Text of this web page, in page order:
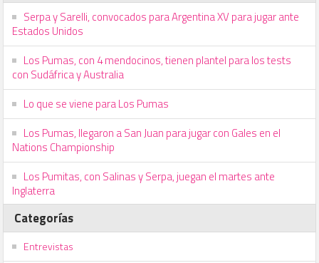
Serpa y Sarelli, convocados para Argentina XV para jugar ante
Estados Unidos
Los Pumas, con 4 mendocinos, tienen plantel para los tests
con Sudáfrica y Australia
Lo que se viene para Los Pumas
Los Pumas, llegaron a San Juan para jugar con Gales en el
Nations Championship
Los Pumitas, con Salinas y Serpa, juegan el martes ante
Inglaterra
Categorías
Entrevistas